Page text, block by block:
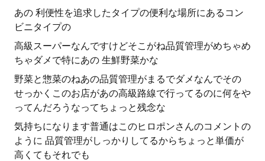
あの 利便性を追求したタイプの便利な場所にあるコン
ビニタイプの
高級スーパーなんですけどそこがね品質管理がめちゃめ
ちゃダメで特にあの 生鮮野菜かな
野菜と惣菜のねあの品質管理がまるでダメなんでその
せっかくこのお店があの高級路線で行ってるのに何をや
ってんだろうなってちょっと残念な
気持ちになります普通はこのヒロポンさんのコメントの
ように 品質管理がしっかりしてるからちょっと単価が
高くてもそれでも